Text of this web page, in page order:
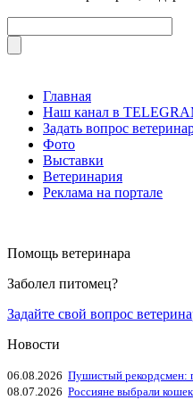
Главная
Наш канал в
Задать вопрос
Фото
Выставки
Ветеринария
Реклама на портале
Помощь ветеринара
Заболел питомец?
Задайте свой вопрос
Новости
06.08.2026 Пушистый рекордсмен:
08.07.2026 Россияне выбрали